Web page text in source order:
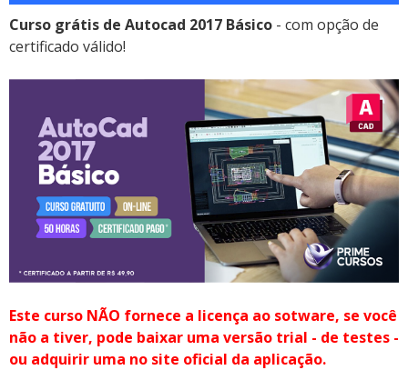
Curso grátis de Autocad 2017 Básico - com opção de
certificado válido!
Este curso NÃO fornece a licença ao sotware, se você
não a tiver, pode baixar uma versão trial - de testes -
ou adquirir uma no site oficial da aplicação.